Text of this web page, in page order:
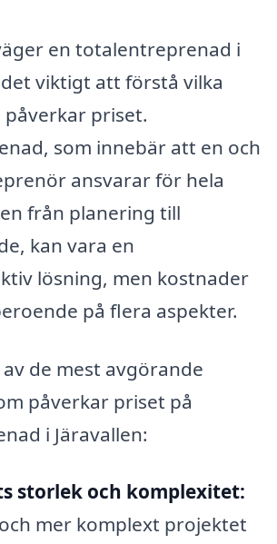
en totalentreprenad i
viktigt att förstå vilka
priset.
som innebär att en och
ansvarar för hela
från planering till
kan vara en
lösning, men kostnader
på flera aspekter.
de mest avgörande
påverkar priset på
i Järavallen:
storlek och komplexitet:
mer komplext projektet